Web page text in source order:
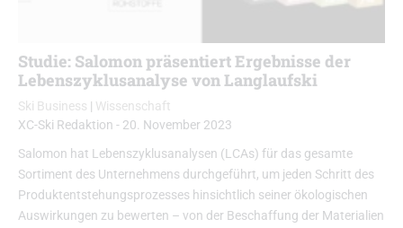
Studie: Salomon präsentiert Ergebnisse der
Lebenszyklusanalyse von Langlaufski
Ski Business | Wissenschaft
XC-Ski Redaktion - 20. November 2023
Salomon hat Lebenszyklusanalysen (LCAs) für das gesamte
Sortiment des Unternehmens durchgeführt, um jeden Schritt des
Produktentstehungsprozesses hinsichtlich seiner ökologischen
Auswirkungen zu bewerten – von der Beschaffung der Materialien